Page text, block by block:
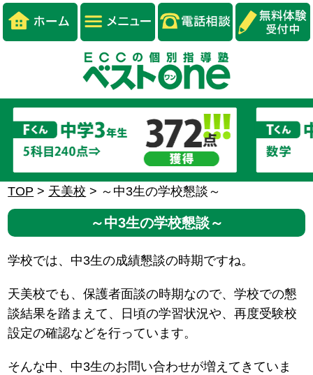
TOP > 天美校 > ～中3生の学校懇談～
～中3生の学校懇談～
学校では、中3生の成績懇談の時期ですね。
天美校でも、保護者面談の時期なので、学校での懇
談結果を踏まえて、日頃の学習状況や、再度受験校
設定の確認などを行っています。
そんな中、中3生のお問い合わせが増えてきていま